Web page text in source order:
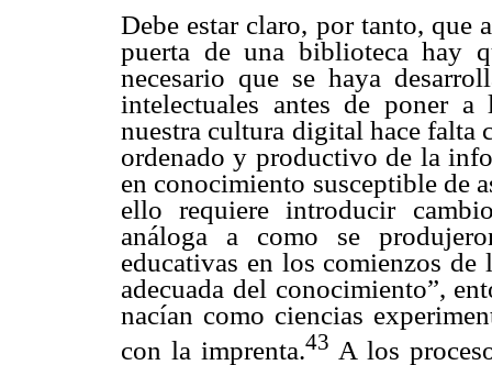
Debe estar claro, por tanto, que
puerta de una biblioteca hay
necesario que se haya
intelectuales antes de poner
nuestra cultura digital hace falta
ordenado y productivo de la
en conocimiento susceptible de
ello requiere introducir
análoga a como se
educativas en los comienzos de
adecuada del conocimiento”,
nacían como ciencias
con la imprenta.43 A los